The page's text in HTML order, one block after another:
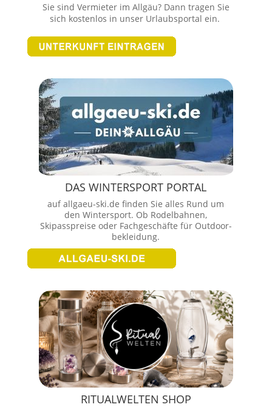
Sie sind Vermieter im Allgäu? Dann tragen Sie
sich kostenlos in unser Urlaubsportal ein.
DAS WINTERSPORT PORTAL
auf allgaeu-ski.de finden Sie alles Rund um
den Wintersport. Ob Rodelbahnen,
Skipasspreise oder Fachgeschäfte für Outdoor-
bekleidung.
RITUALWELTEN SHOP